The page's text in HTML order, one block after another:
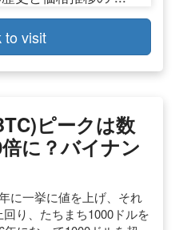
to visit
ピークは数
に？バイナン
に一挙に値を上げ、それ
り、たちまち1000ドルを